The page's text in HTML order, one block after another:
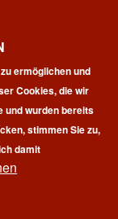
e.V. | All
ermöglichen und
Cookies, die wir
und wurden bereits
stimmen Sie zu,
damit